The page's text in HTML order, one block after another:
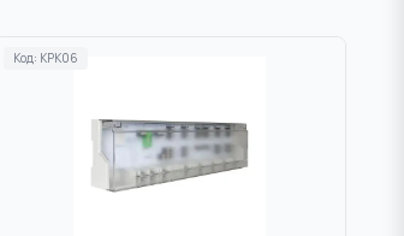
Код: KPK06